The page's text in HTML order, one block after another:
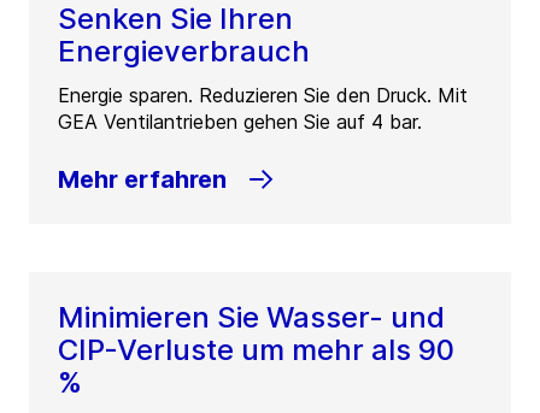
Senken Sie Ihren
Energieverbrauch
Energie sparen. Reduzieren Sie den Druck. Mit
GEA Ventilantrieben gehen Sie auf 4 bar.
Mehr erfahren
Minimieren Sie Wasser- und
CIP-Verluste um mehr als 90
%